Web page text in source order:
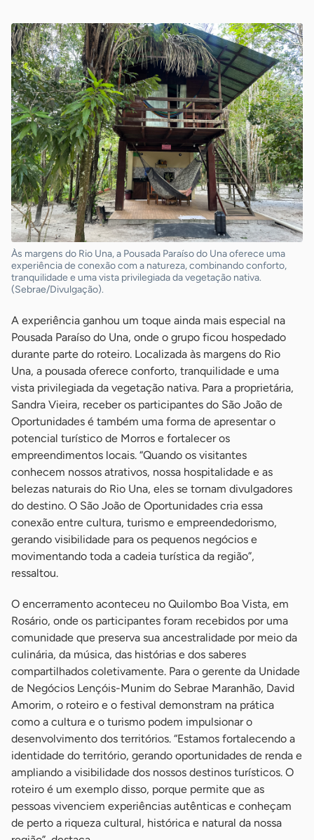
Às margens do Rio Una, a Pousada Paraíso do Una oferece uma
experiência de conexão com a natureza, combinando conforto,
tranquilidade e uma vista privilegiada da vegetação nativa.
(Sebrae/Divulgação).
A experiência ganhou um toque ainda mais especial na
Pousada Paraíso do Una, onde o grupo ficou hospedado
durante parte do roteiro. Localizada às margens do Rio
Una, a pousada oferece conforto, tranquilidade e uma
vista privilegiada da vegetação nativa. Para a proprietária,
Sandra Vieira, receber os participantes do São João de
Oportunidades é também uma forma de apresentar o
potencial turístico de Morros e fortalecer os
empreendimentos locais. “Quando os visitantes
conhecem nossos atrativos, nossa hospitalidade e as
belezas naturais do Rio Una, eles se tornam divulgadores
do destino. O São João de Oportunidades cria essa
conexão entre cultura, turismo e empreendedorismo,
gerando visibilidade para os pequenos negócios e
movimentando toda a cadeia turística da região”,
ressaltou.
O encerramento aconteceu no Quilombo Boa Vista, em
Rosário, onde os participantes foram recebidos por uma
comunidade que preserva sua ancestralidade por meio da
culinária, da música, das histórias e dos saberes
compartilhados coletivamente. Para o gerente da Unidade
de Negócios Lençóis-Munim do Sebrae Maranhão, David
Amorim, o roteiro e o festival demonstram na prática
como a cultura e o turismo podem impulsionar o
desenvolvimento dos territórios. “Estamos fortalecendo a
identidade do território, gerando oportunidades de renda e
ampliando a visibilidade dos nossos destinos turísticos. O
roteiro é um exemplo disso, porque permite que as
pessoas vivenciem experiências autênticas e conheçam
de perto a riqueza cultural, histórica e natural da nossa